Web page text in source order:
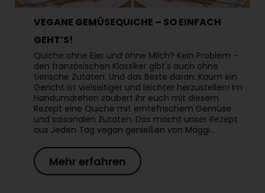
VEGANE GEMÜSEQUICHE – SO EINFACH
GEHT’S!
Quiche ohne Eier und ohne Milch? Kein Problem -
den französischen Klassiker gibt's auch ohne
tierische Zutaten. Und das Beste daran: Kaum ein
Gericht ist vielseitiger und leichter herzustellen! Im
Handumdrehen zaubert ihr euch mit diesem
Rezept eine Quiche mit erntefrischem Gemüse
und saisonalen Zutaten. Das macht unser Rezept
aus Jeden Tag vegan genießen von Mäggi…
Mehr erfahren